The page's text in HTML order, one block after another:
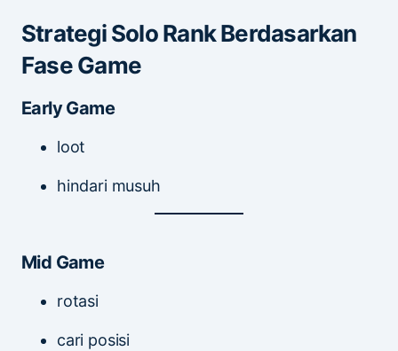
Strategi Solo Rank Berdasarkan
Fase Game
Early Game
loot
hindari musuh
Mid Game
rotasi
cari posisi